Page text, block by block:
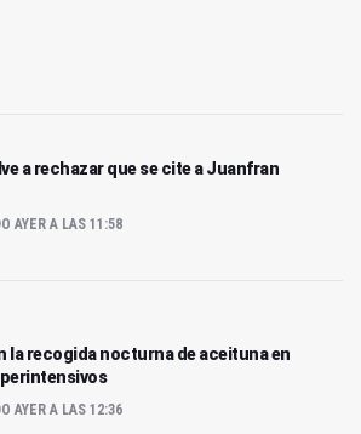
a rechazar que se cite a Juanfran
AYER A LAS 11:58
la recogida nocturna de aceituna en
AYER A LAS 12:36